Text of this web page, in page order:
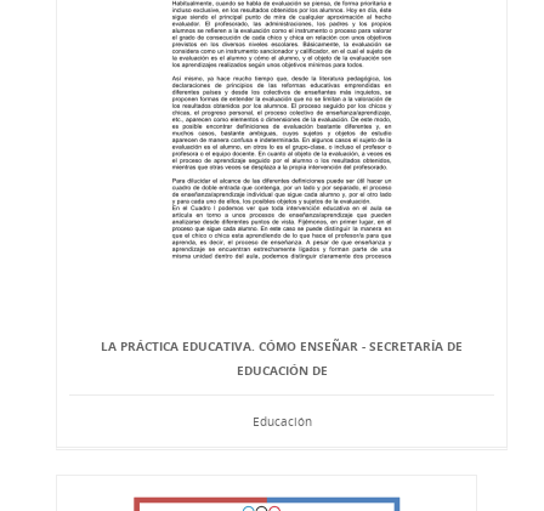
LA PRÁCTICA EDUCATIVA. CÓMO ENSEÑAR - SECRETARÍA DE
EDUCACIÓN DE
Educación